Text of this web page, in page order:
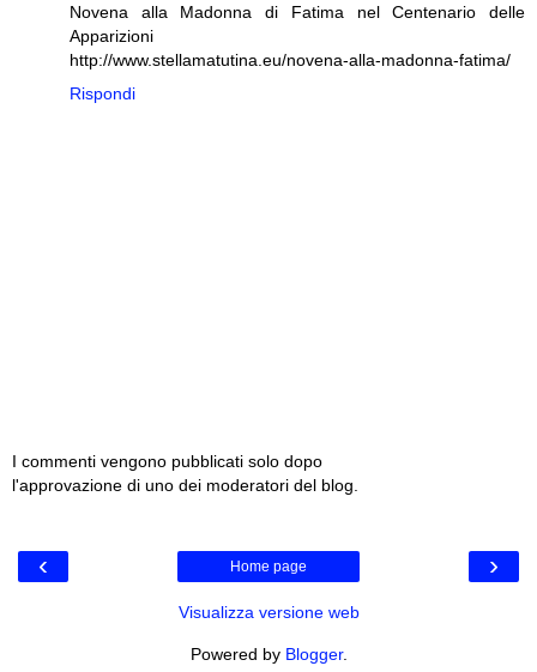
Novena alla Madonna di Fatima nel Centenario delle
Apparizioni
http://www.stellamatutina.eu/novena-alla-madonna-fatima/
Rispondi
I commenti vengono pubblicati solo dopo
l'approvazione di uno dei moderatori del blog.
‹ ›
Home page
Visualizza versione web
Powered by Blogger.